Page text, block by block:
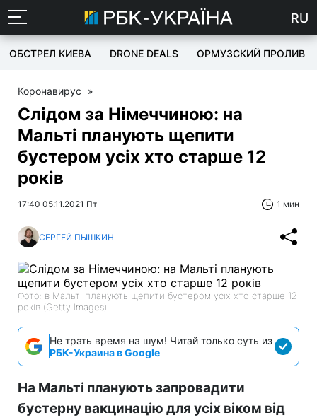
RU
ОБСТРЕЛ КИЕВА DRONE DEALS ОРМУЗСКИЙ ПРОЛИВ
Коронавирус »
Слідом за Німеччиною: на
Мальті планують щепити
бустером усіх хто старше 12
років
17:40 05.11.2021 Пт 1 мин
СЕРГЕЙ ПЫШКИН
Фото: в Мальті планують щепити бустером усіх хто старше 12
років (Getty Images)
Не трать время на шум! Читай только суть из
РБК-Украина в Google
На Мальті планують запровадити
бустерну вакцинацію для усіх віком від